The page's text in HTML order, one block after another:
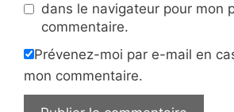
dans le navigateur pour mon
commentaire.
Prévenez-moi par e-mail en
mon commentaire.